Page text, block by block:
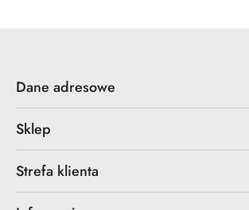
Dane adresowe
Sklep
Strefa klienta